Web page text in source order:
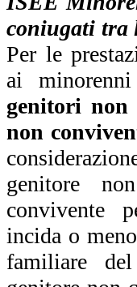
coniugati tra
Per le
ai
genitori
non
genitore
convivente
incida o
familiare